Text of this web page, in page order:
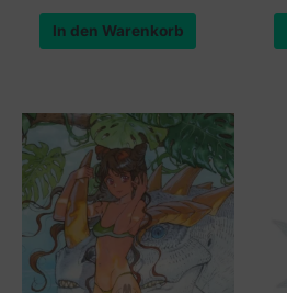
In den Warenkorb